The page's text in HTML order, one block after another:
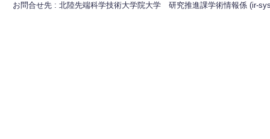
お問合せ先 : 北陸先端科学技術大学院大学 研究推進課学術情報係 (ir-